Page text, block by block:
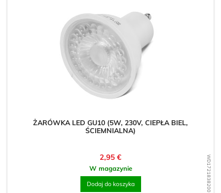
WD1721838200
ŻARÓWKA LED GU10 (5W, 230V, CIEPŁA BIEL,
ŚCIEMNIALNA)
Cena
2,95 €
W magazynie
Dodaj do koszyka